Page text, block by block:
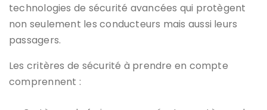
technologies de sécurité avancées qui protègent
non seulement les conducteurs mais aussi leurs
passagers.
Les critères de sécurité à prendre en compte
comprennent :